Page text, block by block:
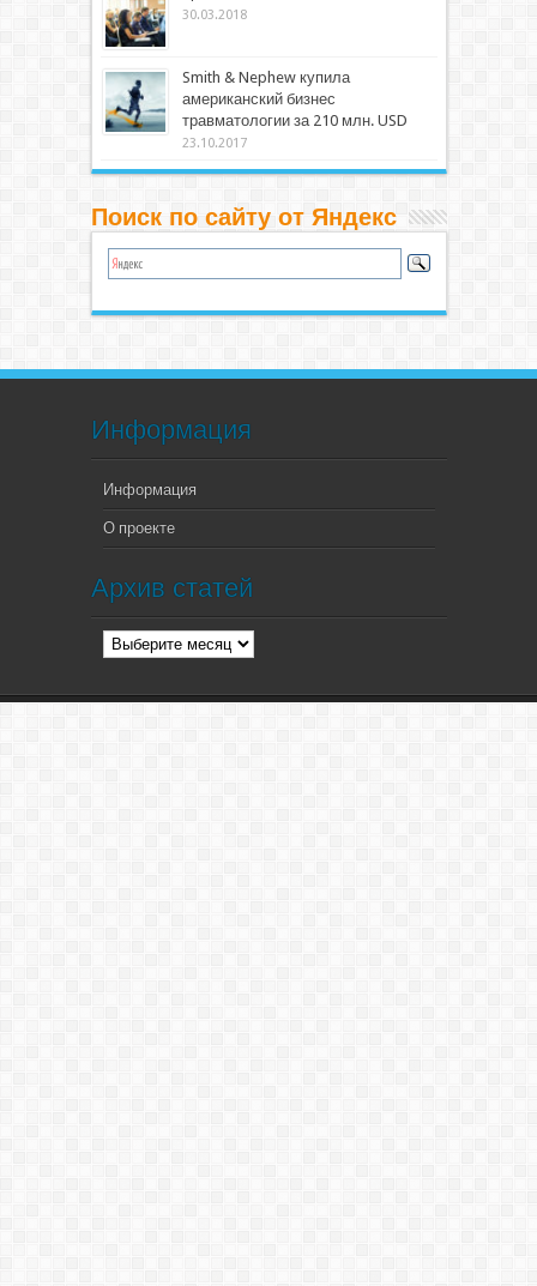
30.03.2018
Smith & Nephew купила
американский бизнес
травматологии за 210 млн. USD
23.10.2017
Поиск по сайту от Яндекс
Информация
Информация
О проекте
Архив статей
Архив
статей